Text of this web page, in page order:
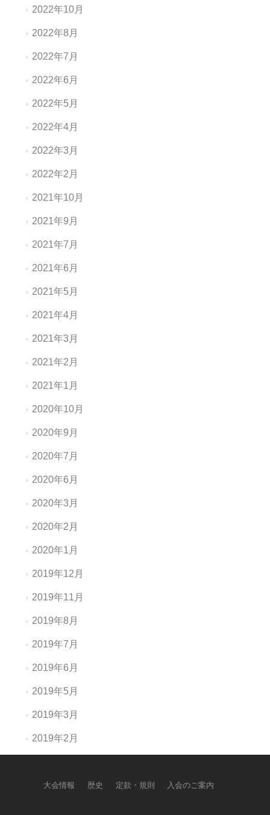
2022年10月
2022年8月
2022年7月
2022年6月
2022年5月
2022年4月
2022年3月
2022年2月
2021年10月
2021年9月
2021年7月
2021年6月
2021年5月
2021年4月
2021年3月
2021年2月
2021年1月
2020年10月
2020年9月
2020年7月
2020年6月
2020年3月
2020年2月
2020年1月
2019年12月
2019年11月
2019年8月
2019年7月
2019年6月
2019年5月
2019年3月
2019年2月
大会情報 歴史 定款・規則 入会のご案内